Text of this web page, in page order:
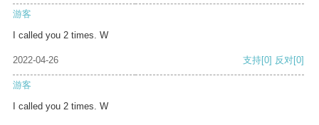
游客
I called you 2 times. W
2022-04-26 支持[0] 反对[0]
游客
I called you 2 times. W